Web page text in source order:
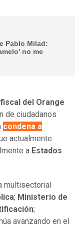
Pablo Milad:
no me
fiscal del Orange
de ciudadanos
condena a
actualmente
a Estados
multisectorial
; Ministerio de
;
avanzando en el